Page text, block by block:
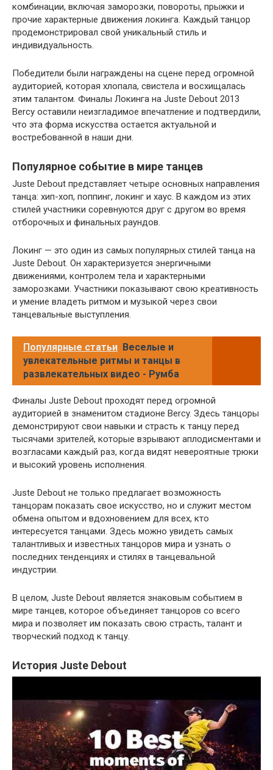
комбинации, включая заморозки, повороты, прыжки и
прочие характерные движения локинга. Каждый танцор
продемонстрировал свой уникальный стиль и
индивидуальность.
Победители были награждены на сцене перед огромной
аудиторией, которая хлопала, свистела и восхищалась
этим талантом. Финалы Локинга на Juste Debout 2013
Bercy оставили неизгладимое впечатление и подтвердили,
что эта форма искусства остается актуальной и
востребованной в наши дни.
Популярное событие в мире танцев
Juste Debout представляет четыре основных направления
танца: хип-хоп, поппинг, локинг и хаус. В каждом из этих
стилей участники соревнуются друг с другом во время
отборочных и финальных раундов.
Локинг — это один из самых популярных стилей танца на
Juste Debout. Он характеризуется энергичными
движениями, контролем тела и характерными
заморозками. Участники показывают свою креативность
и умение владеть ритмом и музыкой через свои
танцевальные выступления.
Популярные статьи Веселые и
увлекательные ритмы и танцы в
развлекательных видео - Румба
Финалы Juste Debout проходят перед огромной
аудиторией в знаменитом стадионе Bercy. Здесь танцоры
демонстрируют свои навыки и страсть к танцу перед
тысячами зрителей, которые взрывают аплодисментами и
возгласами каждый раз, когда видят невероятные трюки
и высокий уровень исполнения.
Juste Debout не только предлагает возможность
танцорам показать свое искусство, но и служит местом
обмена опытом и вдохновением для всех, кто
интересуется танцами. Здесь можно увидеть самых
талантливых и известных танцоров мира и узнать о
последних тенденциях и стилях в танцевальной
индустрии.
В целом, Juste Debout является знаковым событием в
мире танцев, которое объединяет танцоров со всего
мира и позволяет им показать свою страсть, талант и
творческий подход к танцу.
История Juste Debout